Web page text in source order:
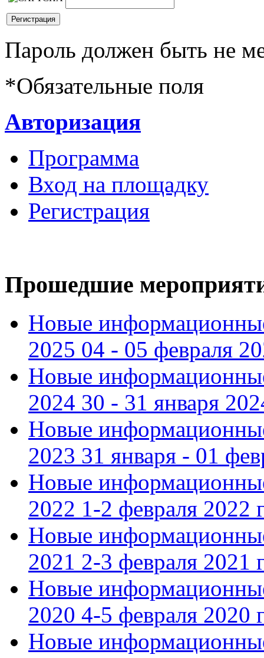
Пароль должен быть не
*Обязательные поля
Авторизация
Программа
Вход на площадку
Регистрация
Прошедшие
Новые
2025 04 - 05 февраля
Новые
2024 30 - 31 января
Новые
2023 31 января - 01
Новые
2022 1-2 февраля 2022
Новые
2021 2-3 февраля 2021
Новые
2020 4-5 февраля 2020
Новые